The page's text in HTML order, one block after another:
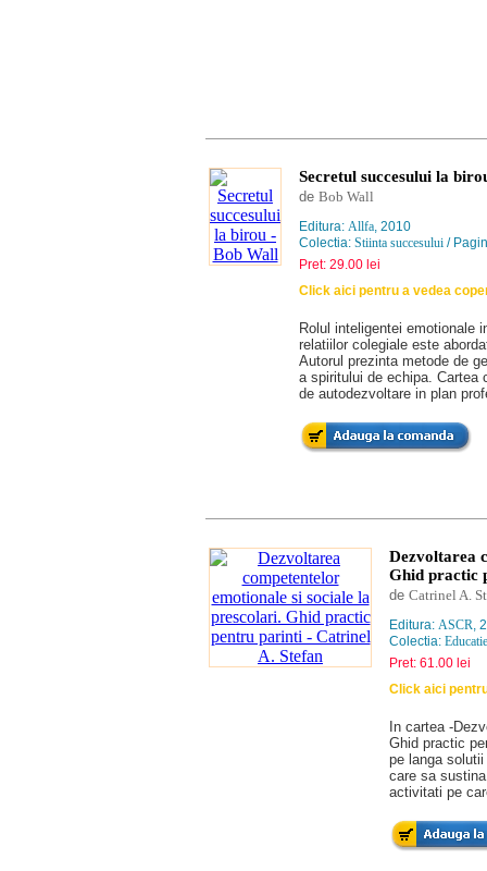
Secretul succesului la
de Bob Wall
Editura: Allfa, 2010
Colectia: Stiinta succesului /
Pret: 29.00 lei
Click aici pentru a vedea
Rolul inteligentei emotionale
relatiilor colegiale este
Autorul prezinta metode de
a spiritului de echipa. Cartea
de autodezvoltare in plan
Dezvoltarea
Ghid practic
de Catrinel A.
Editura: ASCR,
Colectia: Educatie
Pret: 61.00 lei
Click aici
In cartea -
Ghid practic
pe langa
care sa
activitati pe